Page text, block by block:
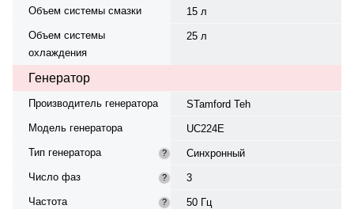
Объем системы смазки
15 л
Объем системы
охлаждения
25 л
Генератор
Производитель генератора
STamford Teh
Модель генератора
UC224E
Тип генератора
?
Синхронный
Число фаз
?
3
Частота
?
50 Гц